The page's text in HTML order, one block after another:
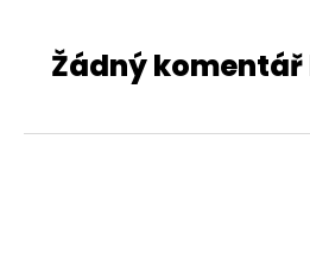
Žádný komentář